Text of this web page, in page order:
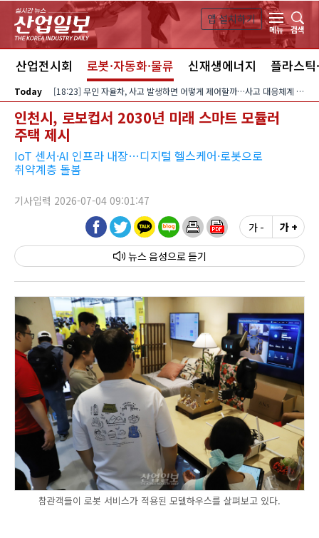
본문 바로가기
앱 설치하기
메뉴
검색
산업전시회 로봇·자동화·물류 신재생에너지 플라스틱
Today [18:23] 무인 자율차, 사고 발생하면 어떻게 제어할까…사고 대응체계 정비해야
인천시, 로보컵서 2030년 미래 스마트 모듈러
주택 제시
IoT 센서·AI 인프라 내장…디지털 헬스케어·로봇으로
취약계층 돌봄
기사입력 2026-07-04 09:01:47
뉴스 음성
가 - 가 +
참관객들이 로봇 서비스가 적용된 모델하우스를 살펴보고 있다.